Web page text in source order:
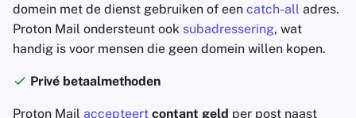
domein met de dienst gebruiken of een catch-all adres.
Proton Mail ondersteunt ook subadressering, wat
handig is voor mensen die geen domein willen kopen.
Privé betaalmethoden
Proton Mail accepteert contant geld per post naast